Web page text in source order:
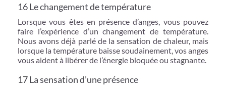
16 Le changement de température
Lorsque vous êtes en présence d’anges, vous pouvez
faire l’expérience d’un changement de température.
Nous avons déjà parlé de la sensation de chaleur, mais
lorsque la température baisse soudainement, vos anges
vous aident à libérer de l’énergie bloquée ou stagnante.
17 La sensation d’une présence